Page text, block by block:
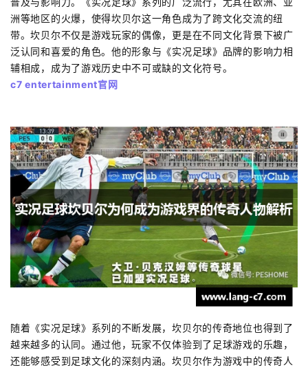
洲等地区的火爆，使得坎贝尔这一角色成为了跨文化交流的纽
带。坎贝尔不仅是游戏玩家的偶像，更是在不同文化背景下被广
泛认同和喜爱的角色。他的形象与《实况足球》品牌的影响力相
辅相成，成为了游戏历史中不可或缺的文化符号。
c7 entertainment官网
随着《实况足球》系列的不断发展，坎贝尔的传奇地位也得到了
越来越多的认同。通过他，玩家不仅体验到了足球游戏的乐趣，
还能够感受到足球文化的深刻内涵。坎贝尔作为游戏中的传奇人